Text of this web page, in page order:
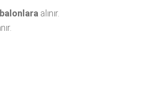
alınır.